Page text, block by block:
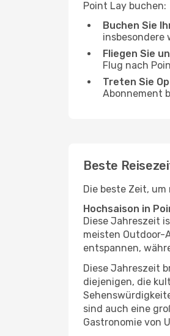
Point Lay buchen:
Buchen Sie
insbesondere
Fliegen Sie
Flug nach
Treten Sie
Abonnement
Beste
Die beste Zeit,
Hochsaison in
Diese Jahreszeit
meisten Outdoor-
entspannen,
Diese Jahreszeit
diejenigen, die
sind auch eine
Gastronomie von